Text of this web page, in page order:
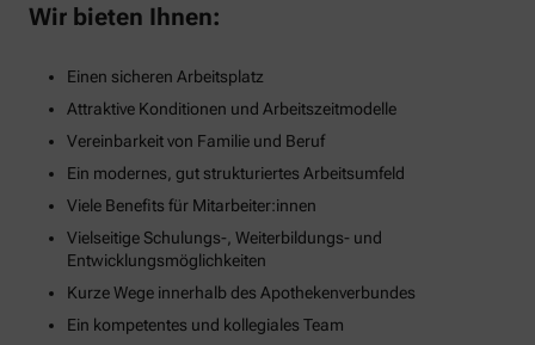
Wir bieten Ihnen:
Einen sicheren Arbeitsplatz
Attraktive Konditionen und Arbeitszeitmodelle
Vereinbarkeit von Familie und Beruf
Ein modernes, gut strukturiertes Arbeitsumfeld
Viele Benefits für Mitarbeiter:innen
Vielseitige Schulungs-, Weiterbildungs- und
Entwicklungsmöglichkeiten
Kurze Wege innerhalb des Apothekenverbundes
Ein kompetentes und kollegiales Team